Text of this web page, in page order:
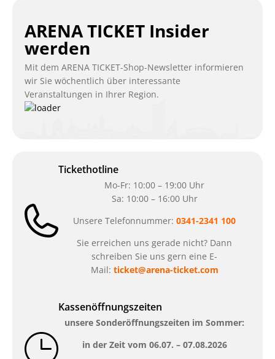
ARENA TICKET Insider
werden
Mit dem ARENA TICKET-Shop-Newsletter informieren
wir Sie wöchentlich über interessante
Veranstaltungen in Ihrer Region.
Tickethotline
Mo-Fr: 10:00 – 19:00 Uhr
Sa: 10:00 – 16:00 Uhr
Unsere Telefonnummer: 0341-2341 100
Sie erreichen uns gerade nicht? Dann
schreiben Sie uns gern eine E-
Mail: ticket@arena-ticket.com
Kassenöffnungszeiten
unsere Sonderöffnungszeiten im Sommer:
in der Zeit vom 06.07. – 07.08.2026